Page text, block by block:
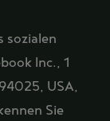
sozialen
Inc., 1
USA,
Sie